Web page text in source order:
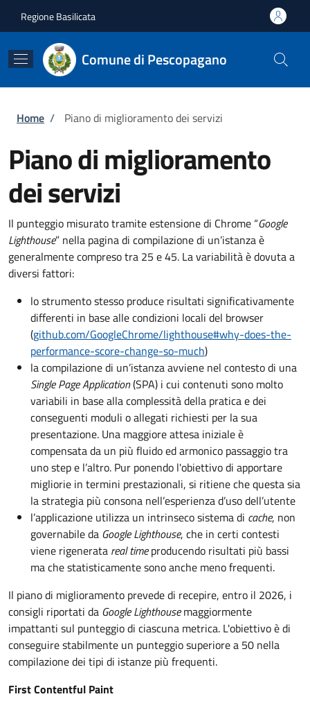
Regione Basilicata
Comune di Pescopagano
Briciole di pane
Home / Piano di miglioramento dei servizi
Piano di miglioramento
dei servizi
Il punteggio misurato tramite estensione di Chrome “Google
Lighthouse” nella pagina di compilazione di un’istanza è
generalmente compreso tra 25 e 45. La variabilità è dovuta a
diversi fattori:
lo strumento stesso produce risultati significativamente
differenti in base alle condizioni locali del browser
(github.com/GoogleChrome/lighthouse#why-does-the-
performance-score-change-so-much)
la compilazione di un’istanza avviene nel contesto di una
Single Page Application(SPA) i cui contenuti sono molto
variabili in base alla complessità della pratica e dei
conseguenti moduli o allegati richiesti per la sua
presentazione. Una maggiore attesa iniziale è
compensata da un più fluido ed armonico passaggio tra
uno step e l’altro. Pur ponendo l'obiettivo di apportare
migliorie in termini prestazionali, si ritiene che questa sia
la strategia più consona nell’esperienza d’uso dell’utente
l’applicazione utilizza un intrinseco sistema di cache, non
governabile da Google Lighthouse, che in certi contesti
viene rigenerata real timeproducendo risultati più bassi
ma che statisticamente sono anche meno frequenti.
Il piano di miglioramento prevede di recepire, entro il 2026, i
consigli riportati da Google Lighthousemaggiormente
impattanti sul punteggio di ciascuna metrica. L'obiettivo è di
conseguire stabilmente un punteggio superiore a 50 nella
compilazione dei tipi di istanze più frequenti.
First Contentful Paint